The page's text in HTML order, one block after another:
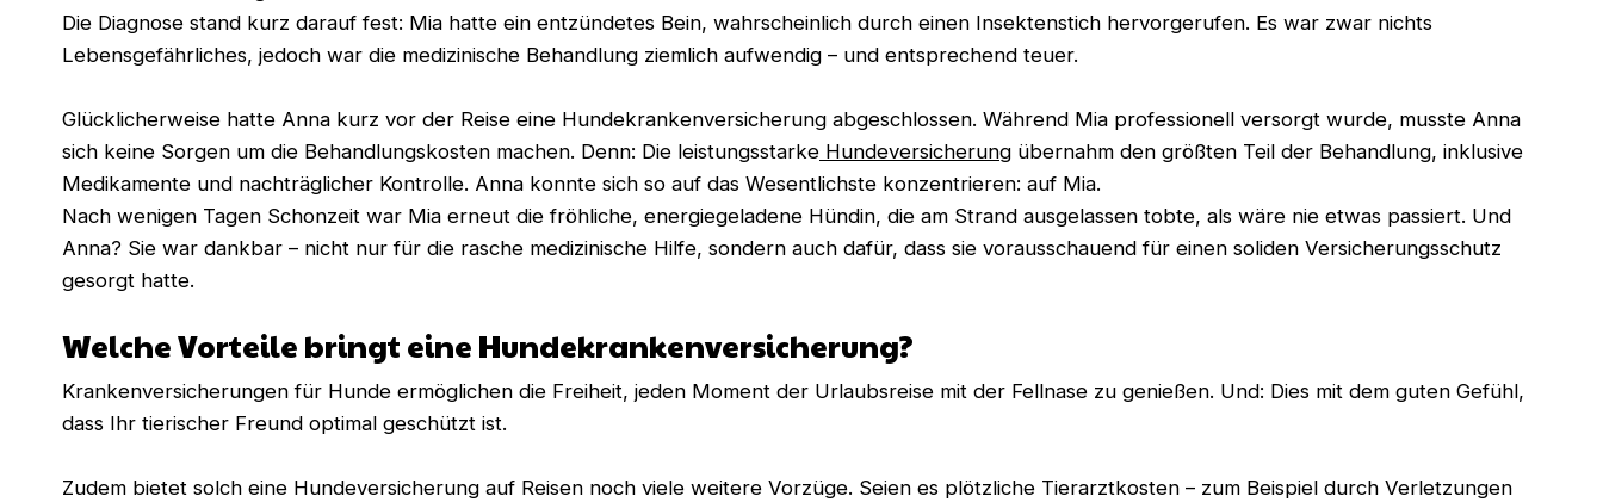
Die Diagnose stand kurz darauf fest: Mia hatte ein entzündetes Bein, wahrscheinlich durch einen Insektenstich hervorgerufen. Es war zwar nichts
Lebensgefährliches, jedoch war die medizinische Behandlung ziemlich aufwendig – und entsprechend teuer.
Glücklicherweise hatte Anna kurz vor der Reise eine Hundekrankenversicherung abgeschlossen. Während Mia professionell versorgt wurde, musste Anna
sich keine Sorgen um die Behandlungskosten machen. Denn: Die leistungsstarke Hundeversicherung übernahm den größten Teil der Behandlung, inklusive
Medikamente und nachträglicher Kontrolle. Anna konnte sich so auf das Wesentlichste konzentrieren: auf Mia.
Nach wenigen Tagen Schonzeit war Mia erneut die fröhliche, energiegeladene Hündin, die am Strand ausgelassen tobte, als wäre nie etwas passiert. Und
Anna? Sie war dankbar – nicht nur für die rasche medizinische Hilfe, sondern auch dafür, dass sie vorausschauend für einen soliden Versicherungsschutz
gesorgt hatte.
Welche Vorteile bringt eine Hundekrankenversicherung?
Krankenversicherungen für Hunde ermöglichen die Freiheit, jeden Moment der Urlaubsreise mit der Fellnase zu genießen. Und: Dies mit dem guten Gefühl,
dass Ihr tierischer Freund optimal geschützt ist.
Zudem bietet solch eine Hundeversicherung auf Reisen noch viele weitere Vorzüge. Seien es plötzliche Tierarztkosten – zum Beispiel durch Verletzungen